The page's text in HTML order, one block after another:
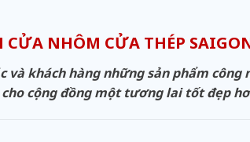
CỬA NHÔM CỬA THÉP
và khách hàng những sản phẩm công
cộng đồng một tương lai tốt đẹp